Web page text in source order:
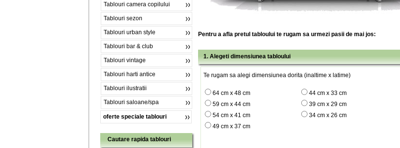
Tablouri camera copilului
Tablouri sezon
Tablouri urban style
Tablouri bar & club
Tablouri vintage
Tablouri harti antice
Tablouri ilustratii
Tablouri saloane/spa
oferte speciale tablouri
Cautare rapida tablouri
Pentru a afla pretul tabloului te rugam sa urmezi pasii de mai jos:
1. Alegeti dimensiunea tabloului
Te rugam sa alegi dimensiunea dorita (inaltime x latime)
64 cm x 48 cm
44 cm x 33 cm
59 cm x 44 cm
39 cm x 29 cm
54 cm x 41 cm
34 cm x 26 cm
49 cm x 37 cm